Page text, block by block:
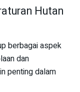
Hutan
berbagai aspek
dan
penting dalam